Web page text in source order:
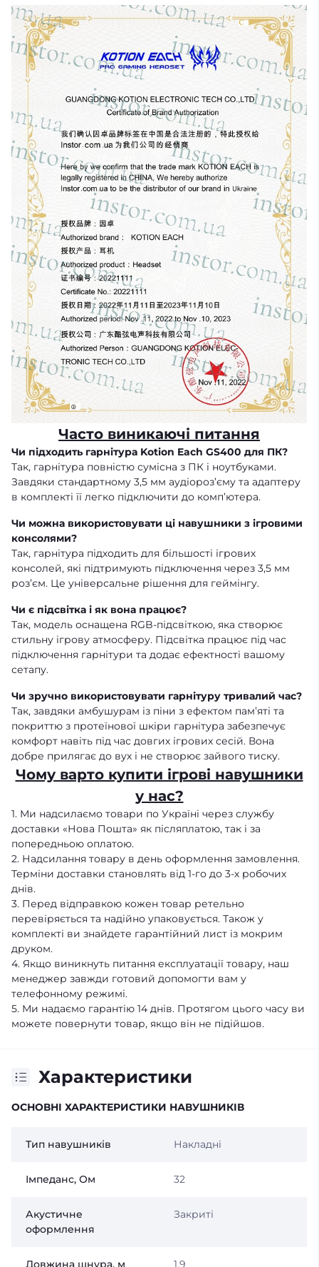
Часто виникаючі питання
Чи підходить гарнітура Kotion Each GS400 для ПК?
Так, гарнітура повністю сумісна з ПК і ноутбуками.
Завдяки стандартному 3,5 мм аудіороз’єму та адаптеру
в комплекті її легко підключити до комп’ютера.
Чи можна використовувати ці навушники з ігровими
консолями?
Так, гарнітура підходить для більшості ігрових
консолей, які підтримують підключення через 3,5 мм
роз’єм. Це універсальне рішення для геймінгу.
Чи є підсвітка і як вона працює?
Так, модель оснащена RGB-підсвіткою, яка створює
стильну ігрову атмосферу. Підсвітка працює під час
підключення гарнітури та додає ефектності вашому
сетапу.
Чи зручно використовувати гарнітуру тривалий час?
Так, завдяки амбушурам із піни з ефектом пам’яті та
покриттю з протеїнової шкіри гарнітура забезпечує
комфорт навіть під час довгих ігрових сесій. Вона
добре прилягає до вух і не створює зайвого тиску.
Чому варто купити ігрові навушники
у нас?
1. Ми надсилаємо товари по Україні через службу
доставки «Нова Пошта» як післяплатою, так і за
попередньою оплатою.
2. Надсилання товару в день оформлення замовлення.
Терміни доставки становлять від 1-го до 3-х робочих
днів.
3. Перед відправкою кожен товар ретельно
перевіряється та надійно упаковується. Також у
комплекті ви знайдете гарантійний лист із мокрим
друком.
4. Якщо виникнуть питання експлуатації товару, наш
менеджер завжди готовий допомогти вам у
телефонному режимі.
5. Ми надаємо гарантію 14 днів. Протягом цього часу ви
можете повернути товар, якщо він не підійшов.
Характеристики
ОСНОВНІ ХАРАКТЕРИСТИКИ НАВУШНИКІВ
Тип навушників Накладні
Імпеданс, Ом 32
Акустичне
оформлення
Закриті
Довжина шнура, м 1.9